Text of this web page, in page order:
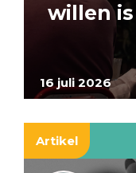
16 juli 2026
willen
Artikel